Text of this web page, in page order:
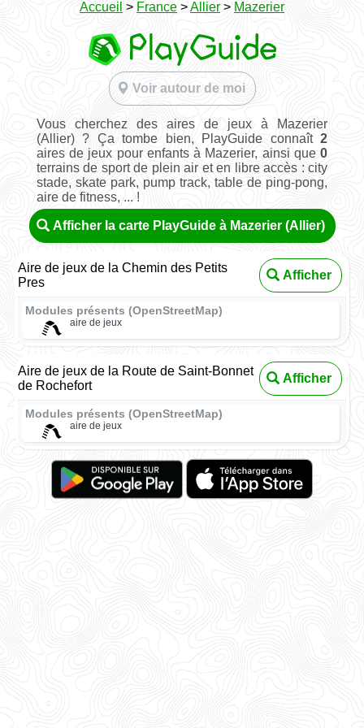
Accueil > France >Allier> Mazerier
Voir autour de moi
Vous cherchez des aires de jeux à Mazerier
(Allier) ? Ça tombe bien, PlayGuide connaît2
aires de jeux pour enfants à Mazerier, ainsi que0
terrains de sport de plein air et en libre accès : city
stade, skate park, pump track, table de ping-pong,
aire de fitness, ... !
Afficher la carte PlayGuide à Mazerier (Allier)
Aire de jeux de la Chemin des Petits
Pres
Afficher
Modules présents (OpenStreetMap)
aire de jeux
Aire de jeux de la Route de Saint-Bonnet
de Rochefort
Afficher
Modules présents (OpenStreetMap)
aire de jeux